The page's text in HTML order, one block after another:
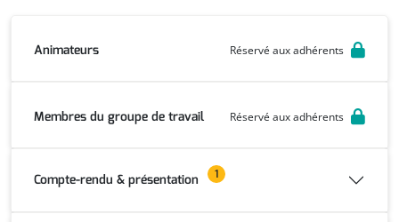
Animateurs Réservé aux adhérents
Membres du groupe de travail Réservé aux adhérents
Compte-rendu & présentation 1